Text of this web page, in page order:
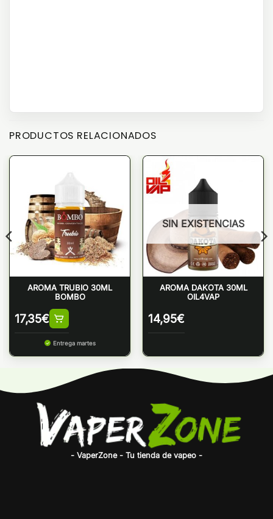
PRODUCTOS RELACIONADOS
AROMA TRUBIO 30ML
BOMBO
17,35€
Entrega martes
SIN EXISTENCIAS
AROMA DAKOTA 30ML
OIL4VAP
14,95€
- VaperZone - Tu tienda de vapeo -